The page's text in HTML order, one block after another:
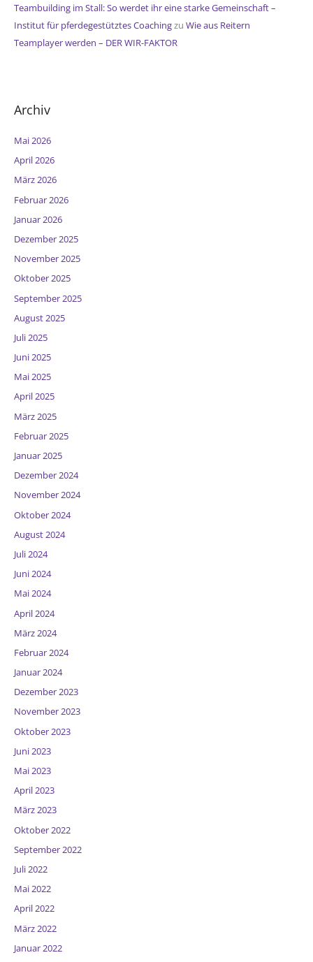
Teambuilding im Stall: So werdet ihr eine starke Gemeinschaft –
Institut für pferdegestütztes Coachingzu Wie aus Reitern
Teamplayer werden – DER WIR-FAKTOR
Archiv
Mai 2026
April 2026
März 2026
Februar 2026
Januar 2026
Dezember 2025
November 2025
Oktober 2025
September 2025
August 2025
Juli 2025
Juni 2025
Mai 2025
April 2025
März 2025
Februar 2025
Januar 2025
Dezember 2024
November 2024
Oktober 2024
August 2024
Juli 2024
Juni 2024
Mai 2024
April 2024
März 2024
Februar 2024
Januar 2024
Dezember 2023
November 2023
Oktober 2023
Juni 2023
Mai 2023
April 2023
März 2023
Oktober 2022
September 2022
Juli 2022
Mai 2022
April 2022
März 2022
Januar 2022